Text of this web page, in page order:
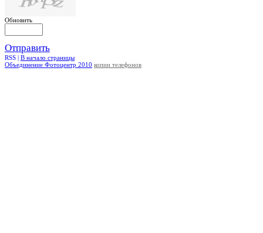
Обновить
Отправить
RSS | В начало страницы
Объединение Фотоцентр 2010 копии телефонов